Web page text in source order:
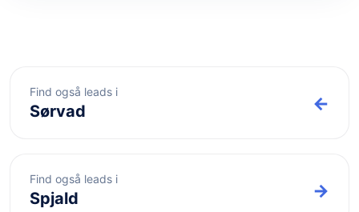
Find også leads i
Sørvad ←
Find også leads i
Spjald →